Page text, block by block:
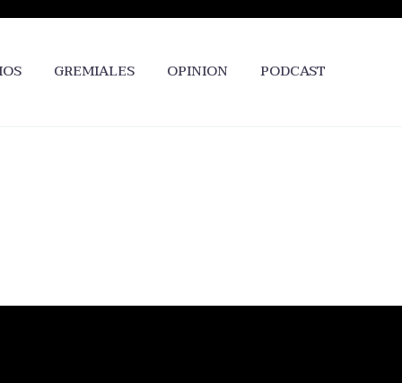
GREMIALES OPINION PODCAST